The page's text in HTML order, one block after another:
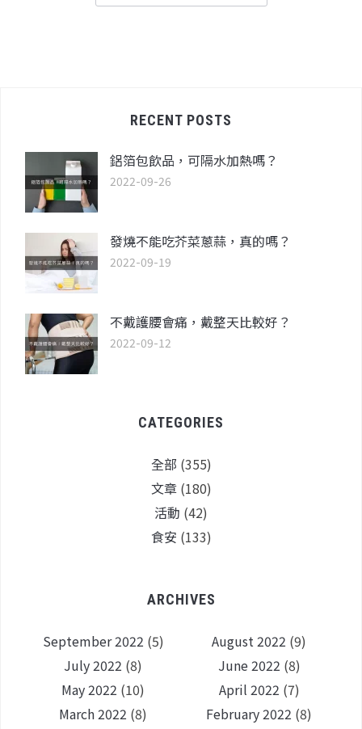
RECENT POSTS
鋁箔包飲品，可隔水加熱嗎？
2022-09-26
發燒不能吃芥菜蔥蒜，真的嗎？
2022-09-19
不戴護腰會痛，戴整天比較好？
2022-09-12
CATEGORIES
全部 (355)
文章(180)
活動 (42)
食安 (133)
ARCHIVES
September 2022 (5) August 2022 (9)
July 2022 (8) June 2022 (8)
May 2022 (10) April 2022 (7)
March 2022 (8) February 2022 (8)